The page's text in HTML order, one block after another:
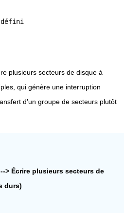
défini
plusieurs secteurs de disque à
qui génère une interruption
d'un groupe de secteurs plutôt
> Écrire plusieurs secteurs de
durs)